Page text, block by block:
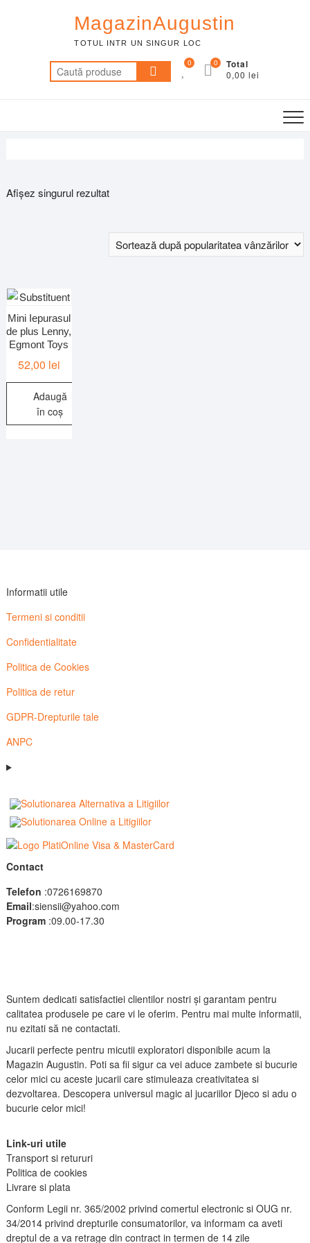
MagazinAugustin
TOTUL INTR UN SINGUR LOC
Caută
după:
0 Total
0,00 lei
0
Afișez singurul rezultat
Mini Iepurasul
de plus Lenny,
Egmont Toys
52,00 lei
Adaugă
în coș
Informatii utile
Termeni si conditii
Confidentialitate
Politica de Cookies
Politica de retur
GDPR-Drepturile tale
ANPC
Contact
Telefon :0726169870
Email:siensii@yahoo.com
Program:09.00-17.30
Suntem dedicati satisfactiei clientilor nostri și garantam pentru
calitatea produsele pe care vi le oferim. Pentru mai multe informatii,
nu ezitati să ne contactati.
Jucarii perfecte pentru micutii exploratori disponibile acum la
Magazin Augustin. Poti sa fii sigur ca vei aduce zambete si bucurie
celor mici cu aceste jucarii care stimuleaza creativitatea si
dezvoltarea. Descopera universul magic al jucariilor Djeco si adu o
bucurie celor mici!
Link-uri utile
Transport si retururi
Politica de cookies
Livrare si plata
Conform Legii nr. 365/2002 privind comertul electronic si OUG nr.
34/2014 privind drepturile consumatorilor, va informam ca aveti
dreptul de a va retrage din contract in termen de 14 zile